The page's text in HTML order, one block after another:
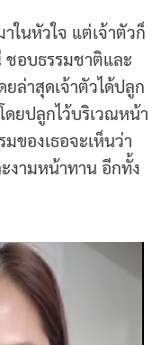
ในหัวใจ แต่เจ้าตัวก็
อบธรรมชาติและ
ล่าสุดเจ้าตัวได้ปลูก
ยปลูกไว้บริเวณหน้า
ของเธอจะเห็นว่า
งามหน้าทาน อีกทั้ง